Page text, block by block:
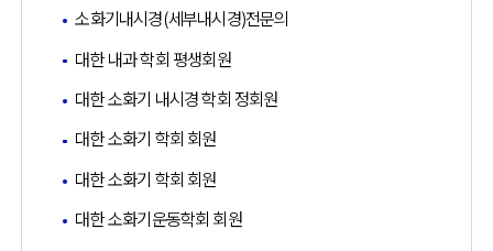
소화기내시경(세부내시경)전문의
대한 내과 학회 평생회원
대한 소화기 내시경 학회 정회원
대한 소화기 학회 회원
대한 소화기 학회 회원
대한 소화기운동학회 회원